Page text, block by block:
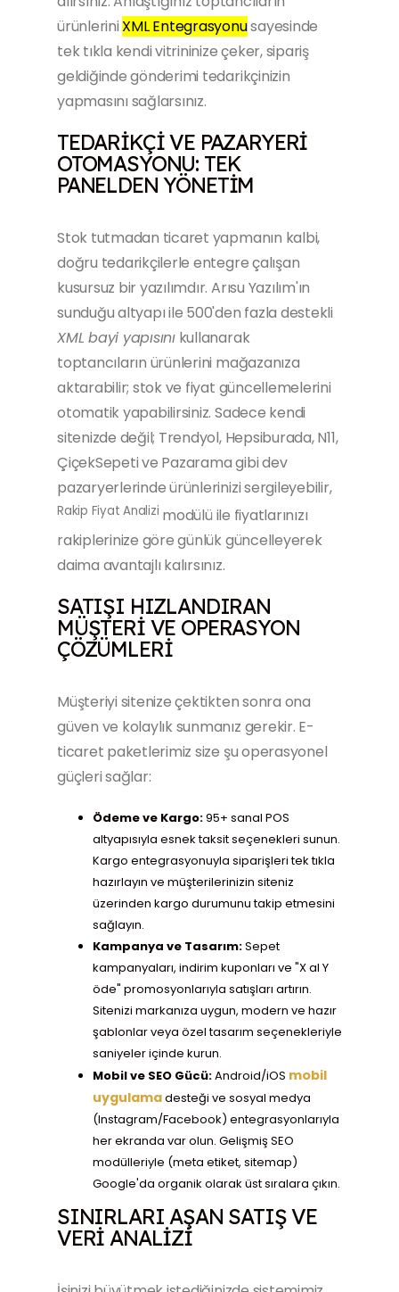
ürünlerini XML Entegrasyonusayesinde
tek tıkla kendi vitrininize çeker, sipariş
geldiğinde gönderimi tedarikçinizin
yapmasını sağlarsınız.
TEDARIKÇI VE PAZARYERI
OTOMASYONU: TEK
PANELDEN YÖNETIM
Stok tutmadan ticaret yapmanın kalbi,
doğru tedarikçilerle entegre çalışan
kusursuz bir yazılımdır. Arısu Yazılım'ın
sunduğu altyapı ile 500'den fazla destekli
XML bayi yapısınıkullanarak
toptancıların ürünlerini mağazanıza
aktarabilir; stok ve fiyat güncellemelerini
otomatik yapabilirsiniz. Sadece kendi
sitenizde değil; Trendyol, Hepsiburada, N11,
ÇiçekSepeti ve Pazarama gibi dev
pazaryerlerinde ürünlerinizi sergileyebilir,
Rakip Fiyat Analizi modülü ile fiyatlarınızı
rakiplerinize göre günlük güncelleyerek
daima avantajlı kalırsınız.
SATIŞI HIZLANDIRAN
MÜŞTERI VE OPERASYON
ÇÖZÜMLERI
Müşteriyi sitenize çektikten sonra ona
güven ve kolaylık sunmanız gerekir. E-
ticaret paketlerimiz size şu operasyonel
güçleri sağlar:
Ödeme ve Kargo:95+ sanal POS
altyapısıyla esnek taksit seçenekleri sunun.
Kargo entegrasyonuyla siparişleri tek tıkla
hazırlayın ve müşterilerinizin siteniz
üzerinden kargo durumunu takip etmesini
sağlayın.
Kampanya ve Tasarım:Sepet
kampanyaları, indirim kuponları ve "X al Y
öde" promosyonlarıyla satışları artırın.
Sitenizi markanıza uygun, modern ve hazır
şablonlar veya özel tasarım seçenekleriyle
saniyeler içinde kurun.
Mobil ve SEO Gücü:Android/iOS mobil
uygulamadesteği ve sosyal medya
(Instagram/Facebook) entegrasyonlarıyla
her ekranda var olun. Gelişmiş SEO
modülleriyle (meta etiket, sitemap)
Google'da organik olarak üst sıralara çıkın.
SINIRLARI AŞAN SATIŞ VE
VERI ANALIZI